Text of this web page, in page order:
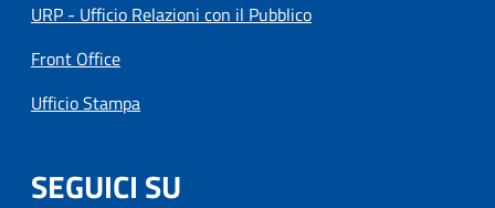
URP - Ufficio Relazioni con il Pubblico
Front Office
Ufficio Stampa
SEGUICI SU